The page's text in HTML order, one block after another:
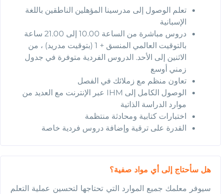
تعلم الوصول إلى مدرسينا المؤهلين الناطقين باللغة
الإسبانية
دروس مباشرة من الساعة 10.00 إلى 21.00 ساعة
بالتوقيت العالمي المنسق + 1 (بتوقيت مدريد) ، من
الاثنين إلى الأحد. الدروس الفردية متوفرة في جدول
زمني أوسع
تعاون منظم مع زملائك في الفصل
الوصول الكامل إلى IHM عبر الإنترنت مع العديد من
موارد الدراسة الذاتية
اختبارات كتابية ومحادثة منتظمة
القدرة على ترقية وإضافة دروس فردية خاصة
هل سأحتاج إلى أي مواد صفية؟
سيوفر معلمك جميع الموارد التي تحتاجها لتحسين عملية التعلم